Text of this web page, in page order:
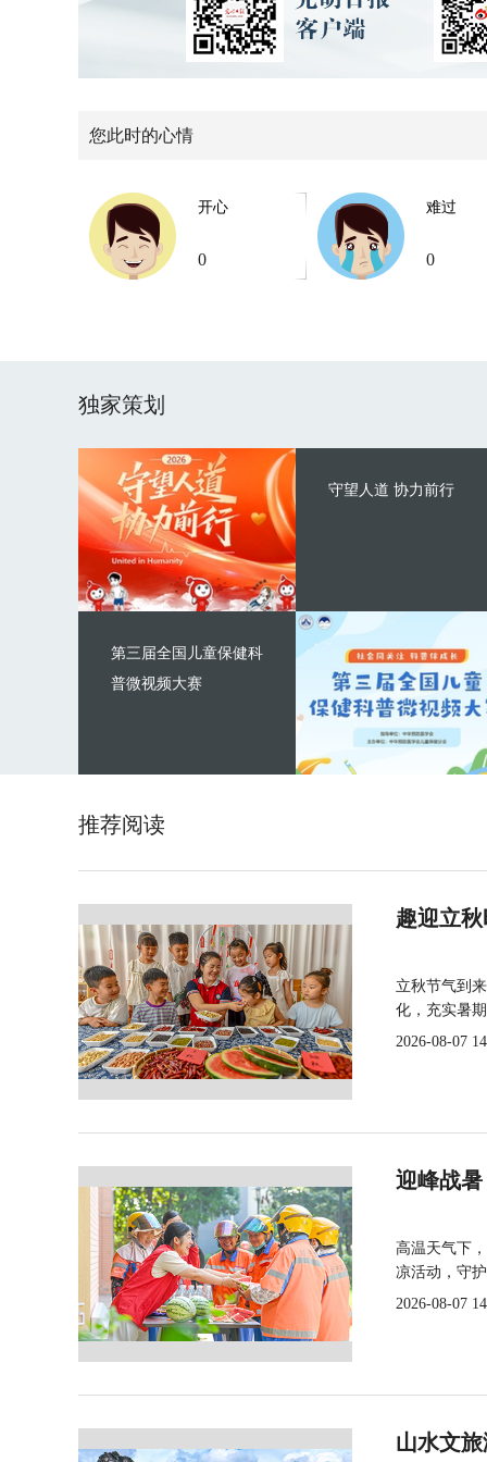
您此时的心情
开心
0
难过
0
独家策划
守望人道 协力前行
第三届全国儿童保健科
普微视频大赛
推荐阅读
趣迎立
立秋节气到
化，充实暑
2026-08-07
迎峰战
高温天气下
凉活动，守
2026-08-07
山水文